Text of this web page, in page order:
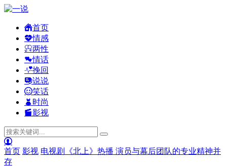
首页
情感
两性
情话
挽回
说说
笑话
时尚
影视
首页 影视 电视剧《北上》热播 演员与幕后团队的专业精神并
存